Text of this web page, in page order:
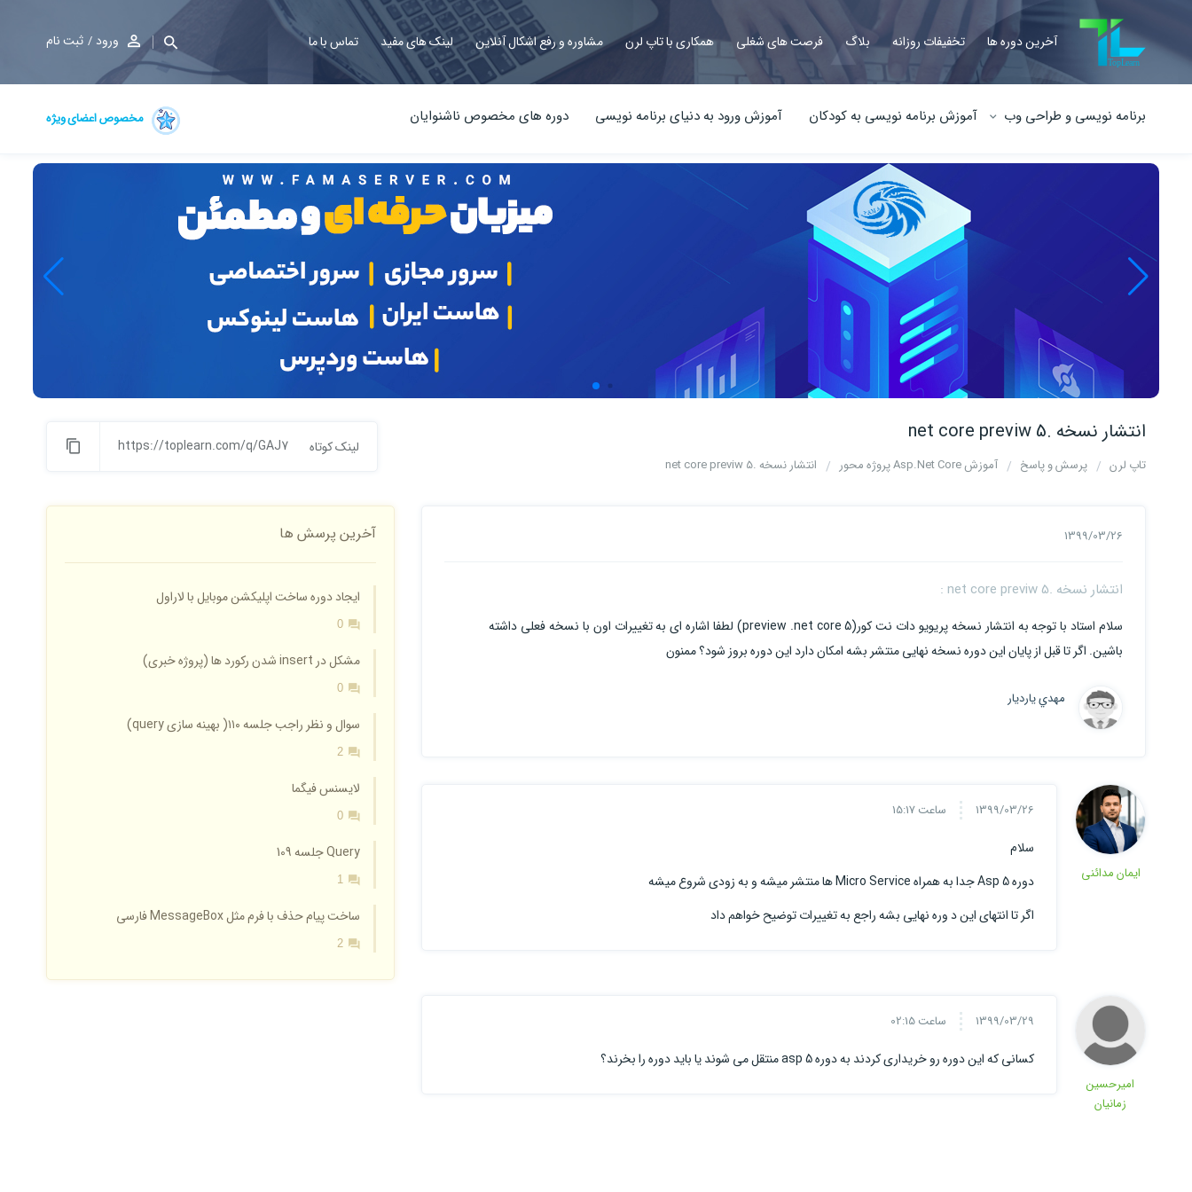
آخرین دوره ها تخفیفات روزانه بلاگ فرصت های شغلی همکاری با تاپ لرن مشاوره و رفع اشکال آنلاین لینک های مفید تماس با ما ورود ثبت نام
برنامه نویسی و طراحی وب آموزش برنامه نویسی به کودکان آموزش ورود به دنیای برنامه نویسی دوره های مخصوص ناشنوایان مخصوص اعضای ویژه
انتشار نسخه .net core previw 5
تاپ لرن پرسش و پاسخ آموزش Asp.Net Core پروژه محور انتشار نسخه .net core previw 5
لینک کوتاه https://toplearn.com/q/GAJ7
1399/03/26
انتشار نسخه .net core previw 5 :
سلام استاد با توجه به انتشار نسخه پریویو دات نت کور(preview .net core 5) لطفا اشاره ای به تغییرات اون با نسخه فعلی داشته
باشین. اگر تا قبل از پایان این دوره نسخه نهایی منتشر بشه امکان دارد این دوره بروز شود؟ ممنون
مهدي يارديار
ایمان مدائنی
1399/03/26 ساعت 15:17
سلام
دوره Asp 5 جدا به همراه Micro Service ها منتشر میشه و به زودی شروع میشه
اگر تا انتهای این د وره نهایی بشه راجع به تغییرات توضیح خواهم داد
امیرحسین
زمانیان
1399/03/29 ساعت 02:15
کسانی که این دوره رو خریداری کردند به دوره asp 5 منتقل می شوند یا باید دوره را بخرند؟
آخرین پرسش ها
ایجاد دوره ساخت اپلیکشن موبایل با لاراول
0
مشکل در insert شدن رکورد ها (پروژه خبری)
0
سوال و نظر راجب جلسه ۱۱۰( بهینه سازی query)
2
لایسنس فیگما
0
Query جلسه 109
1
ساخت پیام حذف با فرم مثل MessageBox فارسی
2